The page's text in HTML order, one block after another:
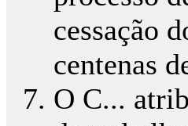
cessação
centenas
O C...